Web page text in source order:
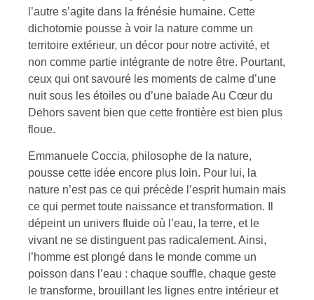
l’autre s’agite dans la frénésie humaine. Cette
dichotomie pousse à voir la nature comme un
territoire extérieur, un décor pour notre activité, et
non comme partie intégrante de notre être. Pourtant,
ceux qui ont savouré les moments de calme d’une
nuit sous les étoiles ou d’une balade Au Cœur du
Dehors savent bien que cette frontière est bien plus
floue.
Emmanuele Coccia, philosophe de la nature,
pousse cette idée encore plus loin. Pour lui, la
nature n’est pas ce qui précède l’esprit humain mais
ce qui permet toute naissance et transformation. Il
dépeint un univers fluide où l’eau, la terre, et le
vivant ne se distinguent pas radicalement. Ainsi,
l’homme est plongé dans le monde comme un
poisson dans l’eau : chaque souffle, chaque geste
le transforme, brouillant les lignes entre intérieur et